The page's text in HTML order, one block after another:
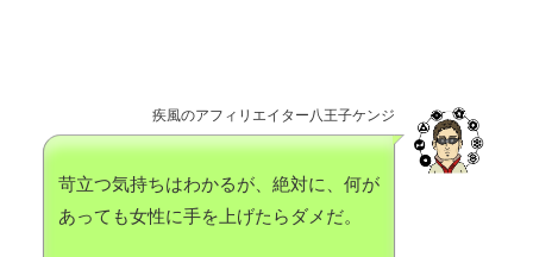
疾風のアフィリエイター八王子ケンジ
苛立つ気持ちはわかるが、絶対に、何が
あっても女性に手を上げたらダメだ。